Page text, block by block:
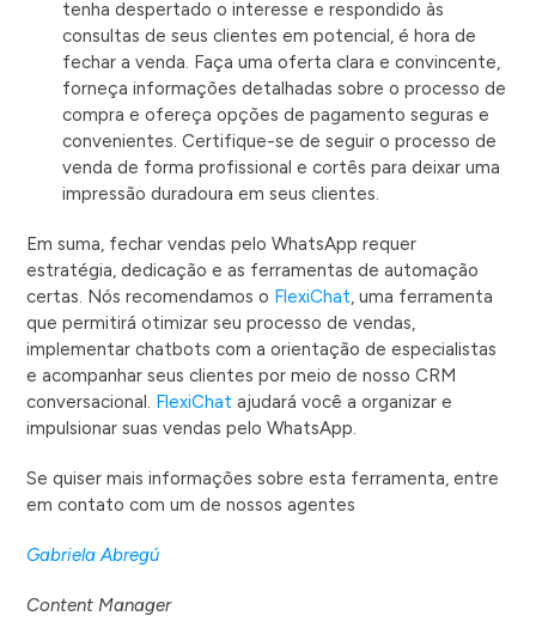
tenha despertado o interesse e respondido às
consultas de seus clientes em potencial, é hora de
fechar a venda. Faça uma oferta clara e convincente,
forneça informações detalhadas sobre o processo de
compra e ofereça opções de pagamento seguras e
convenientes. Certifique-se de seguir o processo de
venda de forma profissional e cortês para deixar uma
impressão duradoura em seus clientes.
Em suma, fechar vendas pelo WhatsApp requer
estratégia, dedicação e as ferramentas de automação
certas. Nós recomendamos o FlexiChat, uma ferramenta
que permitirá otimizar seu processo de vendas,
implementar chatbots com a orientação de especialistas
e acompanhar seus clientes por meio de nosso CRM
conversacional. FlexiChat ajudará você a organizar e
impulsionar suas vendas pelo WhatsApp.
Se quiser mais informações sobre esta ferramenta, entre
em contato com um de nossos agentes
Gabriela Abregú
Content Manager